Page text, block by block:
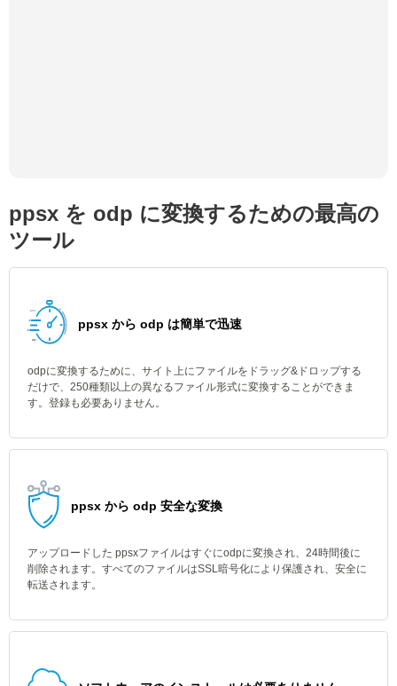
ppsx を odp に変換するための最高の
ツール
ppsx から odp は簡単で迅速
odpに変換するために、サイト上にファイルをドラッグ&ドロップする
だけで、250種類以上の異なるファイル形式に変換することができま
す。登録も必要ありません。
ppsx から odp 安全な変換
アップロードした ppsxファイルはすぐにodpに変換され、24時間後に
削除されます。すべてのファイルはSSL暗号化により保護され、安全に
転送されます。